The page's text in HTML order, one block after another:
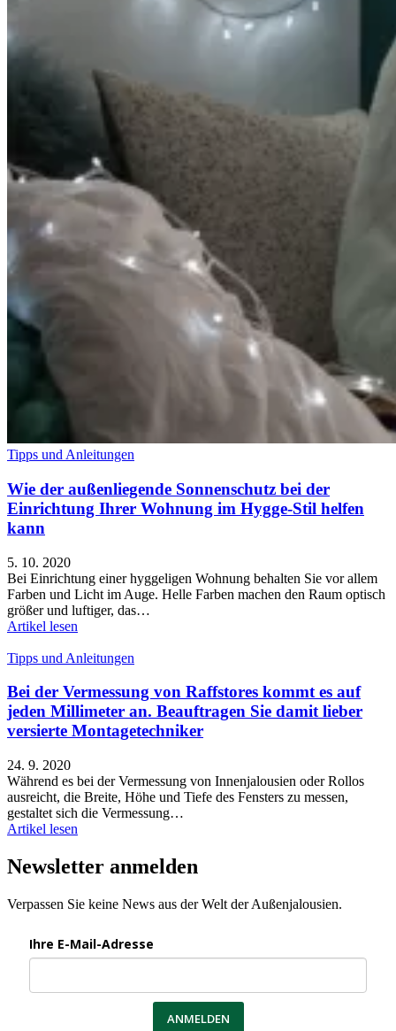
Tipps und Anleitungen
Wie der außenliegende Sonnenschutz bei der
Einrichtung Ihrer Wohnung im Hygge-Stil helfen
kann
5. 10. 2020
Bei Einrichtung einer hyggeligen Wohnung behalten Sie vor allem
Farben und Licht im Auge. Helle Farben machen den Raum optisch
größer und luftiger, das…
Artikel lesen
Tipps und Anleitungen
Bei der Vermessung von Raffstores kommt es auf
jeden Millimeter an. Beauftragen Sie damit lieber
versierte Montagetechniker
24. 9. 2020
Während es bei der Vermessung von Innenjalousien oder Rollos
ausreicht, die Breite, Höhe und Tiefe des Fensters zu messen,
gestaltet sich die Vermessung…
Artikel lesen
Newsletter anmelden
Verpassen Sie keine News aus der Welt der Außenjalousien.
Ihre E-Mail-Adresse
ANMELDEN